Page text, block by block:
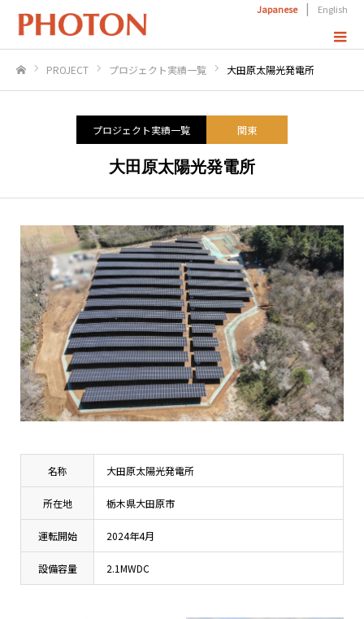
Japanese | English
PROJECT プロジェクト実績一覧 大田原太陽光発電所
プロジェクト実績一覧 関東
大田原太陽光発電所
名称 大田原太陽光発電所
所在地 栃木県大田原市
運転開始 2024年4月
設備容量 2.1MWDC